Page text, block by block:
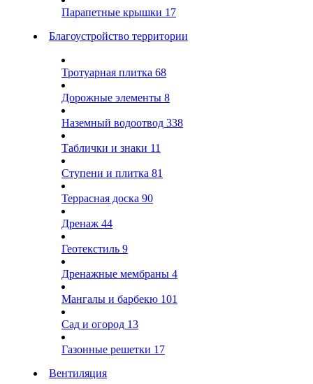
Парапетные крышки 17
Благоустройство территории
Тротуарная плитка 68
Дорожные элементы 8
Наземный водоотвод 338
Таблички и знаки 11
Ступени и плитка 81
Террасная доска 90
Дренаж 44
Геотекстиль 9
Дренажные мембраны 4
Мангалы и барбекю 101
Сад и огород 13
Газонные решетки 17
Вентиляция